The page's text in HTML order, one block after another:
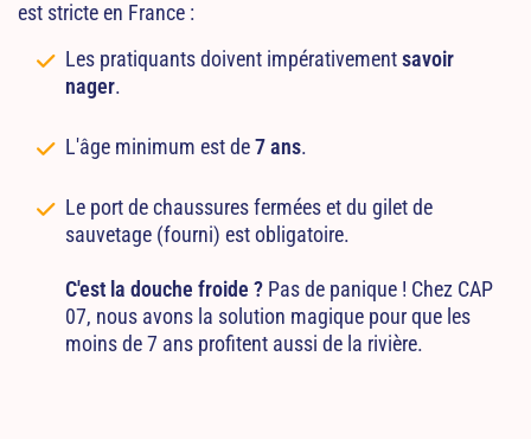
est stricte en France :
Les pratiquants doivent impérativement savoir
nager.
L'âge minimum est de 7 ans.
Le port de chaussures fermées et du gilet de
sauvetage (fourni) est obligatoire.
C'est la douche froide ? Pas de panique ! Chez CAP
07, nous avons la solution magique pour que les
moins de 7 ans profitent aussi de la rivière.